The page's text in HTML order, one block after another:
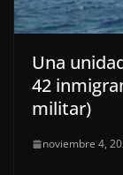
Una
42
militar)
noviembre 4,